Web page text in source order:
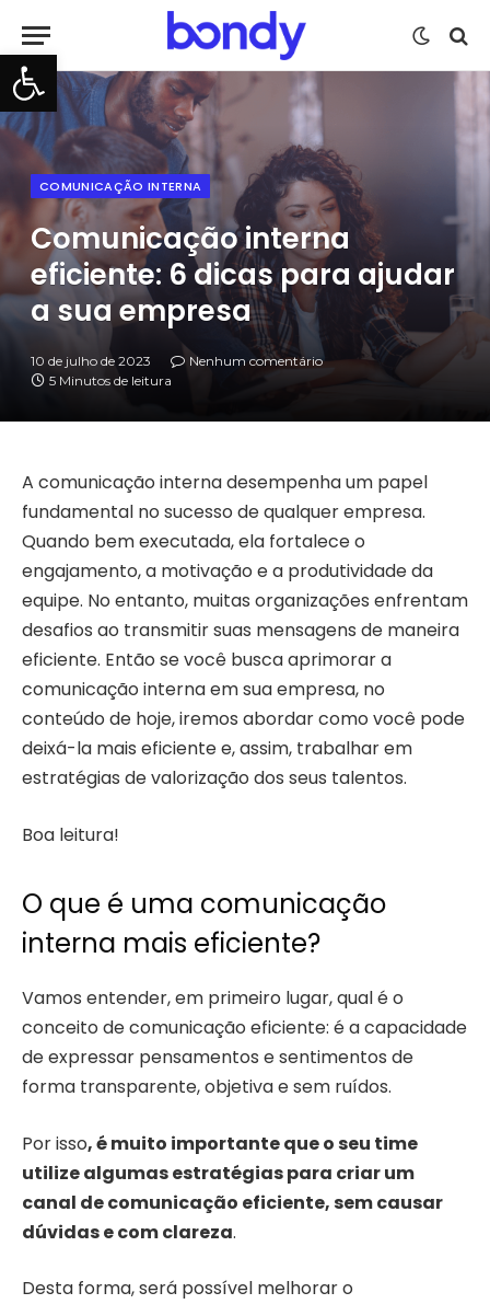
Barra de Ferramentas Aberta
COMUNICAÇÃO INTERNA
Comunicação interna
eficiente: 6 dicas para ajudar
a sua empresa
10 de julho de 2023
Nenhum comentário
5 Minutos de leitura
A comunicação interna desempenha um papel
fundamental no sucesso de qualquer empresa.
Quando bem executada, ela fortalece o
engajamento, a motivação e a produtividade da
equipe. No entanto, muitas organizações enfrentam
desafios ao transmitir suas mensagens de maneira
eficiente. Então se você busca aprimorar a
comunicação interna em sua empresa, no
conteúdo de hoje, iremos abordar como você pode
deixá-la mais eficiente e, assim, trabalhar em
estratégias de valorização dos seus talentos.
Boa leitura!
O que é uma comunicação
interna mais eficiente?
Vamos entender, em primeiro lugar, qual é o
conceito de comunicação eficiente: é a capacidade
de expressar pensamentos e sentimentos de
forma transparente, objetiva e sem ruídos.
Por isso, é muito importante que o seu time
utilize algumas estratégias para criar um
canal de comunicação eficiente, sem causar
dúvidas e com clareza.
Desta forma, será possível melhorar o